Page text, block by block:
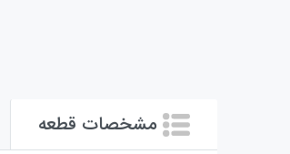
مشخصات قطعه